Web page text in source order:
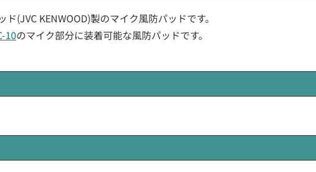
(JVC KENWOOD)製のマイク風防パッドです。
10のマイク部分に装着可能な風防パッドです。